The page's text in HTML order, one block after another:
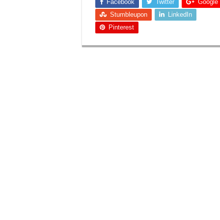
Facebook Twitter
Google
Stumbleupon
LinkedIn
Pinterest